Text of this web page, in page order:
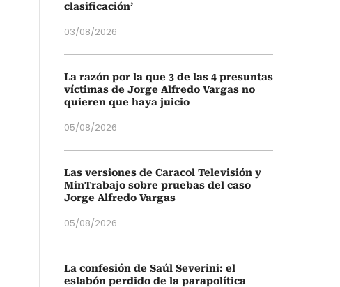
clasificación’
03/08/2026
La razón por la que 3 de las 4 presuntas
víctimas de Jorge Alfredo Vargas no
quieren que haya juicio
05/08/2026
Las versiones de Caracol Televisión y
MinTrabajo sobre pruebas del caso
Jorge Alfredo Vargas
05/08/2026
La confesión de Saúl Severini: el
eslabón perdido de la parapolítica